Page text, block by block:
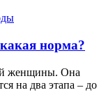
норма?
женщины. Она
на два этапа – до